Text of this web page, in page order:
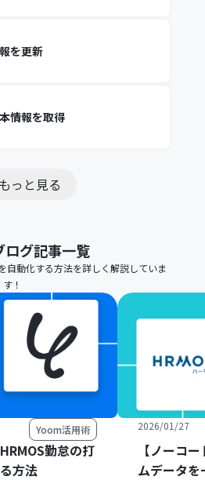
を更新
情報を取得
もっと見る
ログ記事一覧
自動化する方法を詳しく解説していま
す！
Yoom活用術
勤怠の打
方法
2026/01/27
【ノーコ
ムデータ